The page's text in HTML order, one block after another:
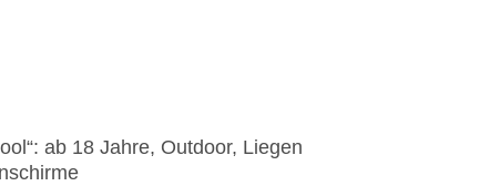
ab 18 Jahre, Outdoor, Liegen